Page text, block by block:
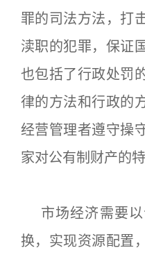
罪的司法方法，打
渎职的犯罪，保证
也包括了行政处罚
律的方法和行政的
经营管理者遵守操
家对公有制财产的特
市场经济需要以
换，实现资源配置